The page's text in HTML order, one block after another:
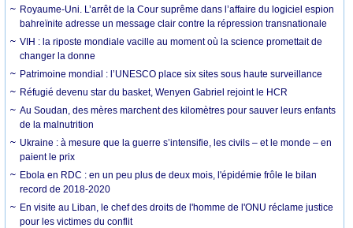
Royaume-Uni. L’arrêt de la Cour suprême dans l’affaire du logiciel espion
bahreïnite adresse un message clair contre la répression transnationale
VIH : la riposte mondiale vacille au moment où la science promettait de
changer la donne
Patrimoine mondial : l’UNESCO place six sites sous haute surveillance
Réfugié devenu star du basket, Wenyen Gabriel rejoint le HCR
Au Soudan, des mères marchent des kilomètres pour sauver leurs enfants
de la malnutrition
Ukraine : à mesure que la guerre s’intensifie, les civils – et le monde – en
paient le prix
Ebola en RDC : en un peu plus de deux mois, l'épidémie frôle le bilan
record de 2018-2020
En visite au Liban, le chef des droits de l'homme de l'ONU réclame justice
pour les victimes du conflit